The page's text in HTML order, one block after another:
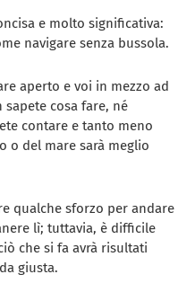
e molto significativa:
navigare senza bussola.
aperto e voi in mezzo ad
cosa fare, né
contare e tanto meno
o del mare sarà meglio
qualche sforzo per andare
lì; tuttavia, è difficile
che si fa avrà risultati
giusta.